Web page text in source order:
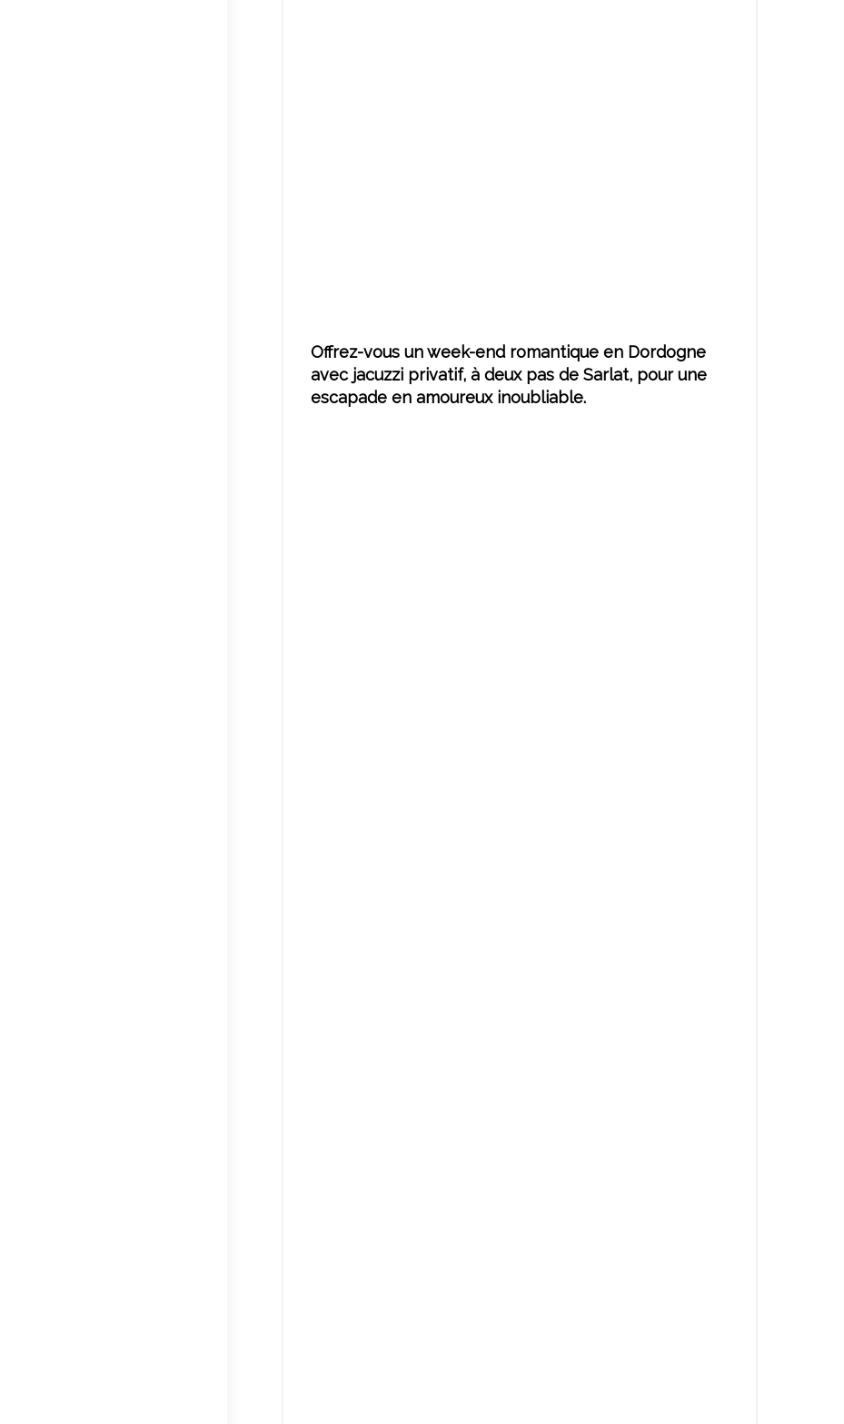
Offrez-vous un week-end romantique en Dordogne
avec jacuzzi privatif, à deux pas de Sarlat, pour une
escapade en amoureux inoubliable.